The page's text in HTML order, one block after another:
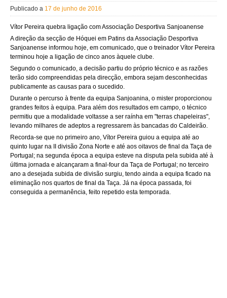
Publicado a 17 de junho de 2016
Vítor Pereira quebra ligação com Associação Desportiva Sanjoanense
A direção da secção de Hóquei em Patins da Associação Desportiva
Sanjoanense informou hoje, em comunicado, que o treinador Vítor Pereira
terminou hoje a ligação de cinco anos àquele clube.
Segundo o comunicado, a decisão partiu do próprio técnico e as razões
terão sido compreendidas pela direcção, embora sejam desconhecidas
publicamente as causas para o sucedido.
Durante o percurso à frente da equipa Sanjoanina, o mister proporcionou
grandes feitos à equipa. Para além dos resultados em campo, o técnico
permitiu que a modalidade voltasse a ser raínha em "terras chapeleiras",
levando milhares de adeptos a regressarem às bancadas do Caldeirão.
Recorda-se que no primeiro ano, Vítor Pereira guiou a equipa até ao
quinto lugar na II divisão Zona Norte e até aos oitavos de final da Taça de
Portugal; na segunda época a equipa esteve na disputa pela subida até à
última jornada e alcançaram a final-four da Taça de Portugal; no terceiro
ano a desejada subida de divisão surgiu, tendo ainda a equipa ficado na
eliminação nos quartos de final da Taça. Já na época passada, foi
conseguida a permanência, feito repetido esta temporada.